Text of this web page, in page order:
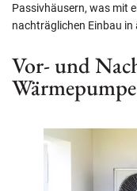
Passivhäusern, was mit
nachträglichen Einbau in
Vor- und
Wärmepumpe